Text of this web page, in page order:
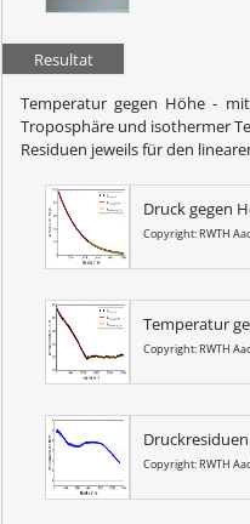
Resultat
Temperatur gegen Höhe -
Troposphäre und isothermer
Residuen jeweils für den
Druck gegen
Copyright: RWTH
Temperatur
Copyright: RWTH
Copyright: RWTH